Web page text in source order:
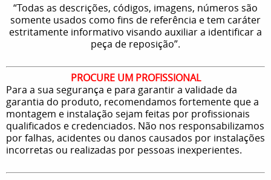
“Todas as descrições, códigos, imagens, números são
somente usados como fins de referência e tem caráter
estritamente informativo visando auxiliar a identificar a
peça de reposição”.
PROCURE UM PROFISSIONAL
Para a sua segurança e para garantir a validade da
garantia do produto, recomendamos fortemente que a
montagem e instalação sejam feitas por profissionais
qualificados e credenciados. Não nos responsabilizamos
por falhas, acidentes ou danos causados por instalações
incorretas ou realizadas por pessoas inexperientes.